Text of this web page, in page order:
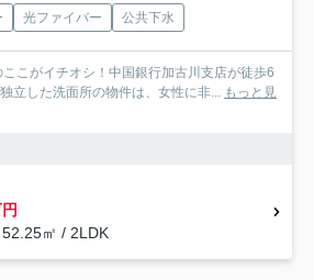
光ファイバー 公共下水
ここがイチオシ！中国銀行加古川支店が徒歩6
立した洗面所の物件は、女性に非... もっと見
㎡ / 2LDK